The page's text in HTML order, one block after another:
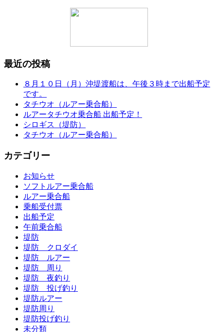
最近の投稿
８月１０日（月）沖堤渡船は、午後３時まで出船予定
です。
タチウオ（ルアー乗合船）
ルアータチウオ乗合船 出船予定！
シロギス（堤防）
タチウオ（ルアー乗合船）
カテゴリー
お知らせ
ソフトルアー乗合船
ルアー乗合船
乗船受付票
出船予定
午前乗合船
堤防
堤防 クロダイ
堤防 ルアー
堤防 周り
堤防 夜釣り
堤防 投げ釣り
堤防ルアー
堤防周り
堤防投げ釣り
未分類